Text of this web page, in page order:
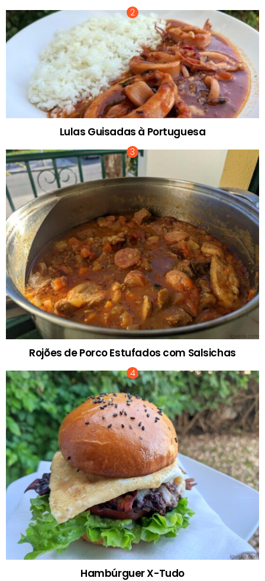
Lulas Guisadas à Portuguesa
Rojões de Porco Estufados com Salsichas
Hambúrguer X-Tudo